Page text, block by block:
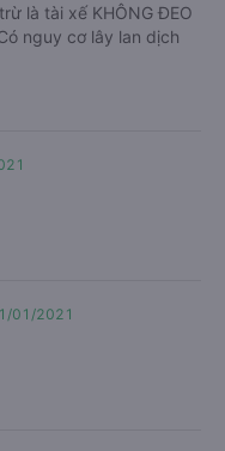
khi đặt chỗ. Cam kết
cấp dịch vụ vận
tư vấn và hỗ trợ khi
là tài xế KHÔNG ĐEO
nguy cơ lây lan dịch
01/2021